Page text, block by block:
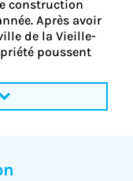
construction
Après avoir
de la Vieille-
poussent